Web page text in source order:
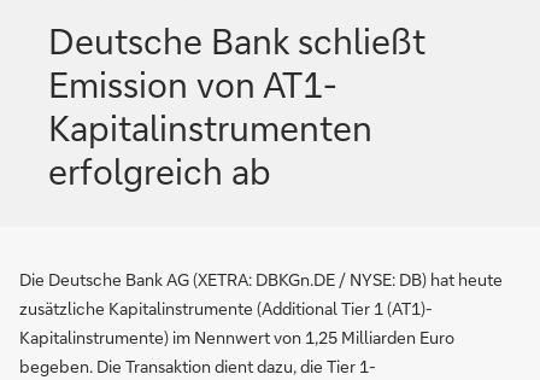
Deutsche Bank schließt
Emission von AT1-
Kapitalinstru­menten
erfolgreich ab
Die Deutsche Bank AG (XETRA: DBKGn.DE / NYSE: DB) hat heute
zusätzliche Kapitalinstrumente (Additional Tier 1 (AT1)-
Kapitalinstrumente) im Nennwert von 1,25 Milliarden Euro
begeben. Die Transaktion dient dazu, die Tier 1-